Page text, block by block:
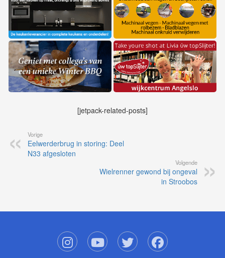
[jetpack-related-posts]
Vorige
Eelwerderbrug in storing: Deel
N33 afgesloten
Volgende
Wielrenner gewond bij ongeval
in Stroobos